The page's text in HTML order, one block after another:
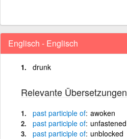
Englisch - Englisch
drunk
Relevante Übersetzungen
past participle of awoken
past participle of unfastened
past participle of unblocked